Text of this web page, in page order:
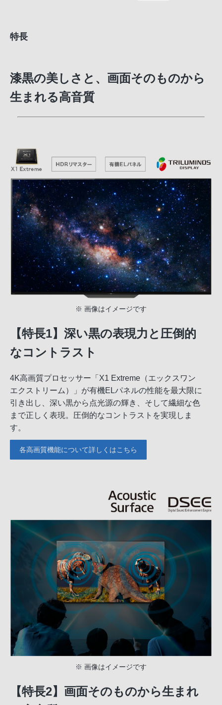
特長
漆黒の美しさと、画面そのものから
生まれる高音質
※ 画像はイメージです
【特長1】深い黒の表現力と圧倒的
なコントラスト
4K高画質プロセッサー「X1 Extreme（エックスワン
エクストリーム）」が有機ELパネルの性能を最大限に
引き出し、深い黒から点光源の輝き、そして繊細な色
まで正しく表現。圧倒的なコントラストを実現しま
す。
各高画質機能について詳しくはこちら
※ 画像はイメージです
【特長2】画面そのものから生まれ